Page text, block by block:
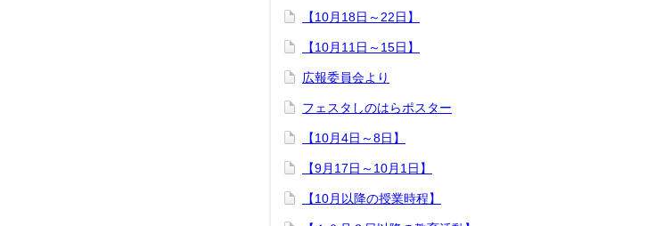
【10月18日～22日】
【10月11日～15日】
広報委員会より
フェスタしのはらポスター
【10月4日～8日】
【9月17日～10月1日】
【10月以降の授業時程】